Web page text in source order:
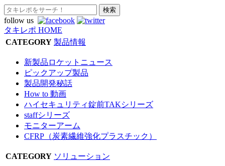
follow us
タキレポ HOME
CATEGORY 製品情報
新製品ロケットニュース
ピックアップ製品
製品開発秘話
How to 動画
ハイセキュリティ錠前TAKシリーズ
staffシリーズ
モニターアーム
CFRP（炭素繊維強化プラスチック）
CATEGORY ソリューション